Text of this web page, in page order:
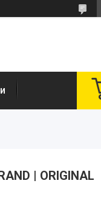
| ORIGINAL